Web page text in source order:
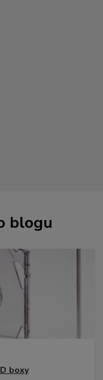
blogu
boxy